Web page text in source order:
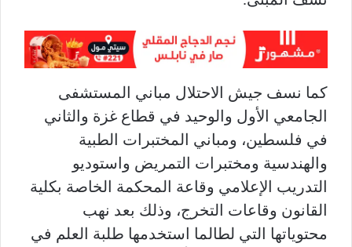
كما نسف جيش الاحتلال مباني المستشفى
الجامعي الأول والوحيد في قطاع غزة والثاني
في فلسطين، ومباني المختبرات الطبية
والهندسية ومختبرات التمريض واستوديو
التدريب الإعلامي وقاعة المحكمة الخاصة بكلية
القانون وقاعات التخرج، وذلك بعد نهب
محتوياتها التي لطالما استخدمها طلبة العلم في